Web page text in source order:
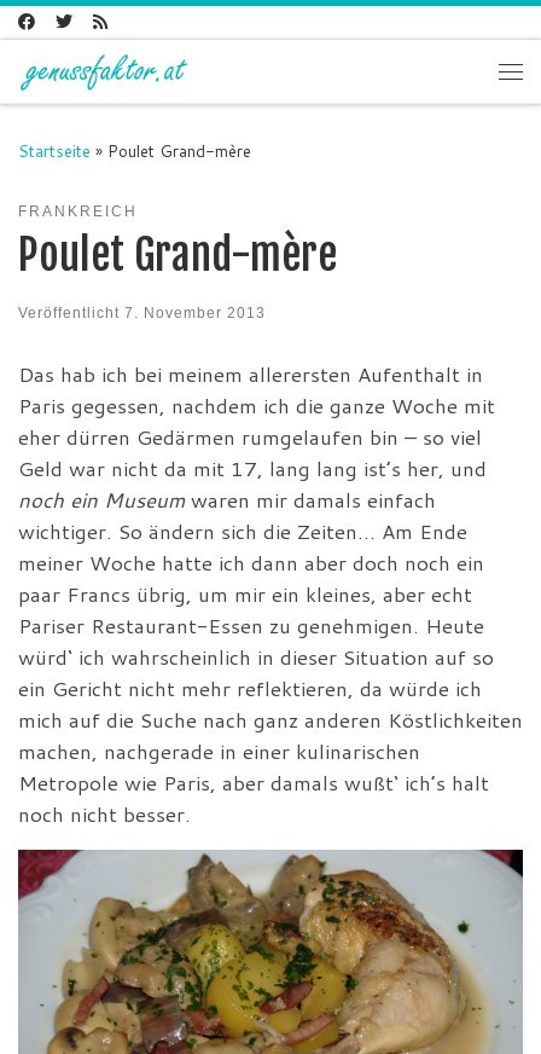
Zum Inhalt springen
Startseite » Poulet Grand-mère
FRANKREICH
Poulet Grand-mère
Veröffentlicht 7. November 2013
Das hab ich bei meinem allerersten Aufenthalt in
Paris gegessen, nachdem ich die ganze Woche mit
eher dürren Gedärmen rumgelaufen bin – so viel
Geld war nicht da mit 17, lang lang ist’s her, und
noch ein Museumwaren mir damals einfach
wichtiger. So ändern sich die Zeiten… Am Ende
meiner Woche hatte ich dann aber doch noch ein
paar Francs übrig, um mir ein kleines, aber echt
Pariser Restaurant-Essen zu genehmigen. Heute
würd‘ ich wahrscheinlich in dieser Situation auf so
ein Gericht nicht mehr reflektieren, da würde ich
mich auf die Suche nach ganz anderen Köstlichkeiten
machen, nachgerade in einer kulinarischen
Metropole wie Paris, aber damals wußt‘ ich’s halt
noch nicht besser.